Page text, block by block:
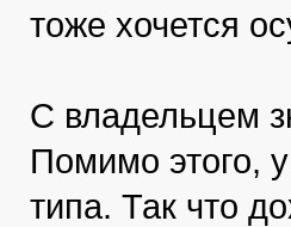
тоже хочется
С владельцем
Помимо этого,
типа. Так что